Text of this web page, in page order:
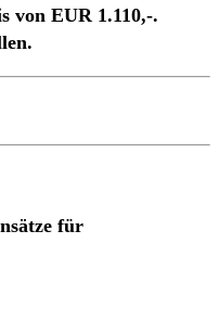
von EUR 1.110,-.
für